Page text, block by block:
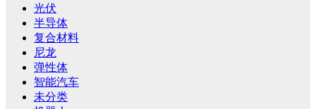
光伏
半导体
复合材料
尼龙
弹性体
智能汽车
未分类